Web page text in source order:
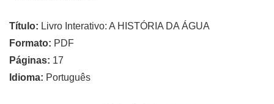
Título: Livro Interativo: A HISTÓRIA DA ÁGUA
Formato: PDF
Páginas: 17
Idioma: Português